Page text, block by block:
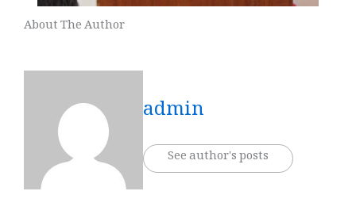
About The Author
admin
See author's posts